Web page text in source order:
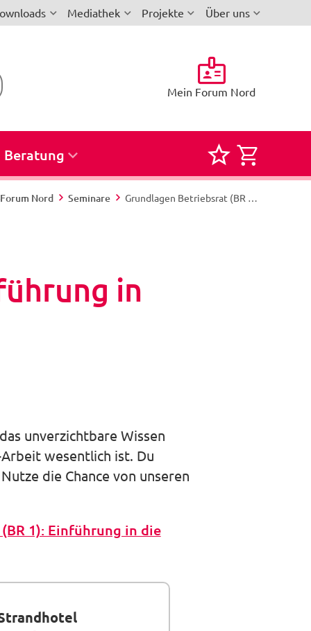
Mediathek Projekte Über uns
Mein Forum Nord
Beratung
Merkliste
fürzur
Nord Seminare Grundlagen Betriebsrat (BR 1): Einführung in die Betriebsverfassung - „Aller Anfang ist – gar nicht so schwer!“ - Nord 380/26 - Büsum
in
unverzichtbare Wissen
wesentlich ist. Du
die Chance von unseren
1): Einführung in die